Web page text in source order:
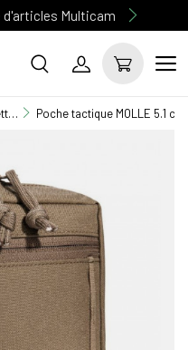
d'articles Multicam
Pochettes M.O.L.L.E Poche tactique MOLLE 5.1